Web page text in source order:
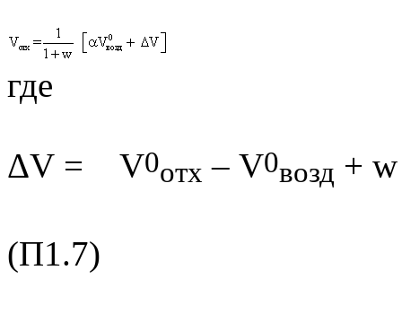
где
ΔV = V0отх – V0возд + w
(П1.7)